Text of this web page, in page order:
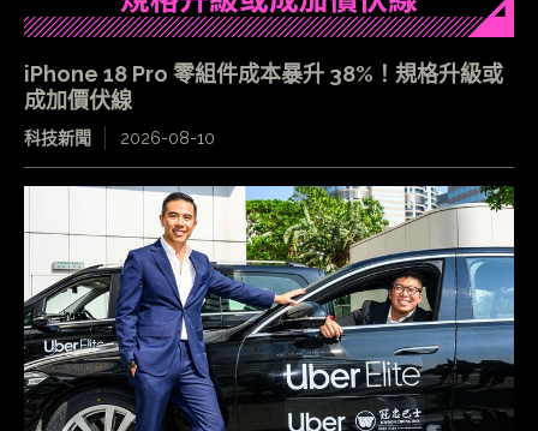
iPhone 18 Pro 零組件成本暴升 38%！規格升級或
成加價伏線
科技新聞 2026-08-10